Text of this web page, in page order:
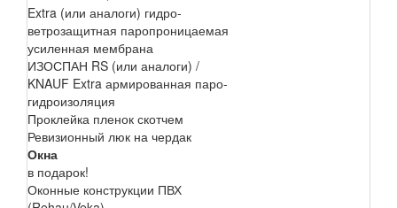
Extra (или аналоги) гидро-
ветрозащитная паропроницаемая
усиленная мембрана
ИЗОСПАН RS (или аналоги) /
KNAUF Extra армированная паро-
гидроизоляция
Проклейка пленок скотчем
Ревизионный люк на чердак
Окна
в подарок!
Оконные конструкции ПВХ